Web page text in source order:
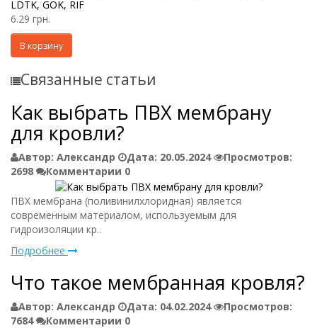
LDTK, GOK, RIF
6.29 грн.
В корзину
Связанные статьи
Как выбрать ПВХ мембрану
для кровли?
Автор: Александр Дата: 20.05.2024
Просмотров:
2698
Комментарии 0
ПВХ мембрана (поливинилхлоридная) является
современным материалом, используемым для
гидроизоляции кр..
Подробнее
Что такое мембранная кровля?
Автор: Александр Дата: 04.02.2024
Просмотров:
7684
Комментарии 0